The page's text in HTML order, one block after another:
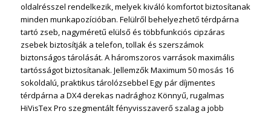
oldalrésszel rendelkezik, melyek kiváló komfortot biztosítanak
minden munkapozícióban. Felülről behelyezhető térdpárna
tartó zseb, nagyméretű elülső és többfunkciós cipzáras
zsebek biztosítják a telefon, tollak és szerszámok
biztonságos tárolását. A háromszoros varrások maximális
tartósságot biztosítanak. Jellemzők Maximum 50 mosás 16
sokoldalú, praktikus tárolózsebbel Egy pár díjmentes
térdpárna a DX4 derekas nadrághoz Könnyű, rugalmas
HiVisTex Pro szegmentált fényvisszaverő szalag a jobb